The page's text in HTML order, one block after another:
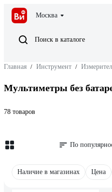
Москва
Поиск в каталоге
Главная / Инструмент /
Мультиметры без
78 товаров
По
Наличие в магазинах Цена